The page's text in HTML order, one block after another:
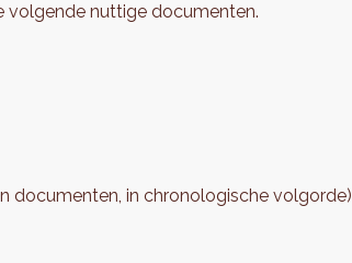
volgende nuttige documenten.
documenten, in chronologische volgorde)